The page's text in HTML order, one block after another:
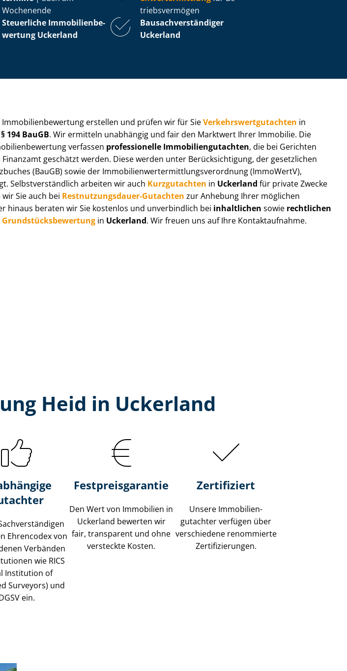
Wochenende
triebs­ver­mö­gen
Steuerliche Im­mo­bi­li­en­be­
wer­tung Uckerland
Bau­sach­ver­stän­di­ger
Uckerland
erstellen und prüfen wir für SieVer­kehrs­wert­gut­ach­ten in
§ 194 BauGB. Wir ermitteln unabhängig und fair den Marktwert Ihrer Immobilie. Die
verfassen professionelle Im­mo­bi­li­en­gut­ach­ten, die bei Gerichten
geschätzt werden. Diese werden unter Be­rück­sich­ti­gung, der gesetzlichen
(BauGB) sowie der Im­mo­bi­li­en­wert­ermitt­lungs­ver­ord­nung (ImmoWertV),
Selbst­ver­ständ­lich arbeiten wir auch Kurzgutachten in Uckerland für private Zwecke
Sie auch bei Rest­nut­zungs­dau­er-Gutachten zur Anhebung Ihrer möglichen
hinaus beraten wir Sie kostenlos und unverbindlich bei inhaltlichen sowie rechtlichen
Grund­stücks­be­wer­tung in Uckerland. Wir freuen uns auf Ihre Kontaktaufnahme.
Heid in Uckerland
Ehrencodex von
Verbänden
wie RICS
Institution of
Surveyors) und
ein.
Festpreis​garantie
Den Wert von Immobilien in
Uckerland bewerten wir
fair, transparent und ohne
versteckte Kosten.
Zertifiziert
Unsere Immobilien­
gutachter verfügen über
verschiedene renommierte
Zer­ti­fi­zie­run­gen.